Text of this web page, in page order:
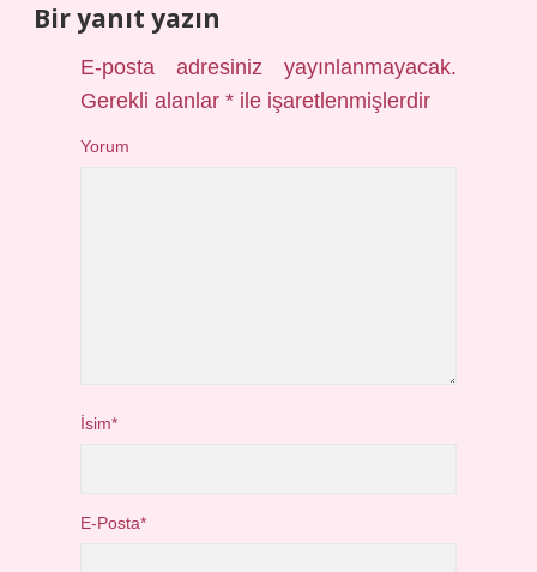
Bir yanıt yazın
E-posta adresiniz yayınlanmayacak.
Gerekli alanlar* ile işaretlenmişlerdir
Yorum
İsim*
E-Posta*